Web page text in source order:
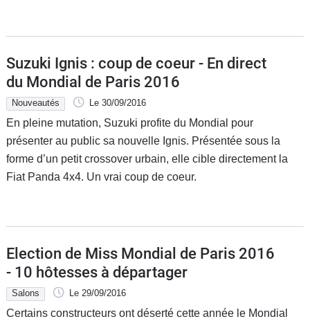
Suzuki Ignis : coup de coeur - En direct
du Mondial de Paris 2016
Nouveautés Le 30/09/2016
En pleine mutation, Suzuki profite du Mondial pour
présenter au public sa nouvelle Ignis. Présentée sous la
forme d’un petit crossover urbain, elle cible directement la
Fiat Panda 4x4. Un vrai coup de coeur.
Election de Miss Mondial de Paris 2016
- 10 hôtesses à départager
Salons Le 29/09/2016
Certains constructeurs ont déserté cette année le Mondial